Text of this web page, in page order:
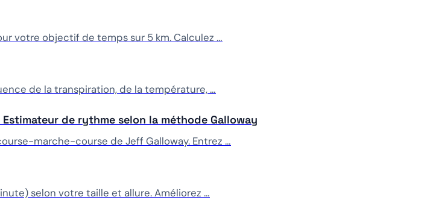
votre objectif de temps sur 5 km. Calculez …
de la transpiration, de la température, …
de rythme selon la méthode Galloway
marche-course de Jeff Galloway. Entrez …
selon votre taille et allure. Améliorez …